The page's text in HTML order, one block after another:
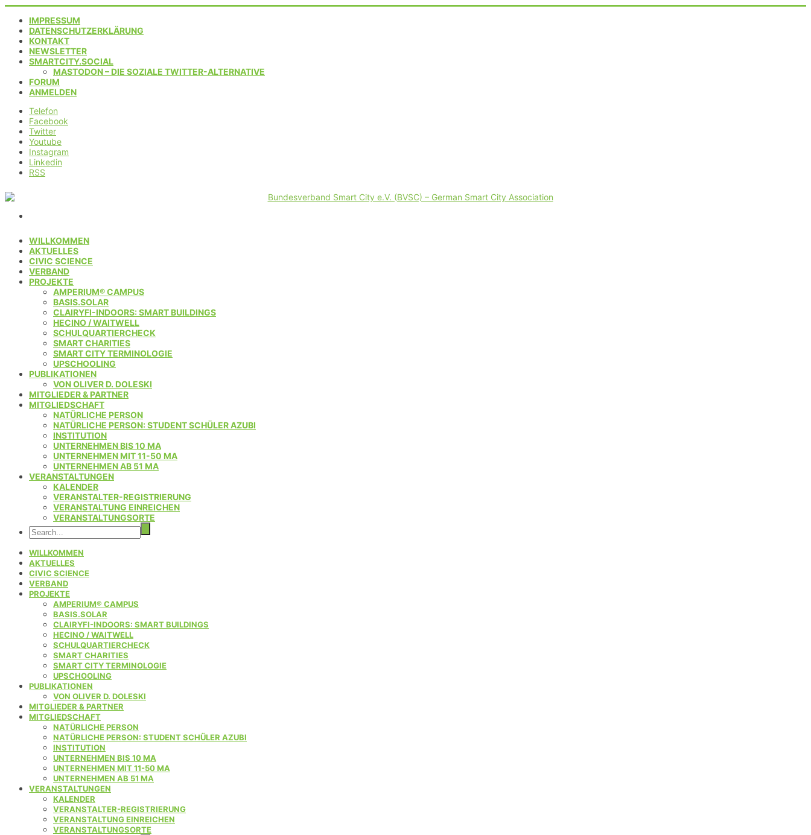
IMPRESSUM
DATENSCHUTZERKLÄRUNG
KONTAKT
NEWSLETTER
SMARTCITY.SOCIAL
MASTODON – DIE SOZIALE TWITTER-ALTERNATIVE
FORUM
ANMELDEN
Telefon
Facebook
Twitter
Youtube
Instagram
Linkedin
RSS
WILLKOMMEN
AKTUELLES
CIVIC SCIENCE
VERBAND
PROJEKTE
AMPERIUM® CAMPUS
BASIS.SOLAR
CLAIRYFI-INDOORS: SMART BUILDINGS
HECINO / WAITWELL
SCHULQUARTIERCHECK
SMART CHARITIES
SMART CITY TERMINOLOGIE
UPSCHOOLING
PUBLIKATIONEN
VON OLIVER D. DOLESKI
MITGLIEDER & PARTNER
MITGLIEDSCHAFT
NATÜRLICHE PERSON
NATÜRLICHE PERSON: STUDENT SCHÜLER AZUBI
INSTITUTION
UNTERNEHMEN BIS 10 MA
UNTERNEHMEN MIT 11-50 MA
UNTERNEHMEN AB 51 MA
VERANSTALTUNGEN
KALENDER
VERANSTALTER-REGISTRIERUNG
VERANSTALTUNG EINREICHEN
VERANSTALTUNGSORTE
WILLKOMMEN
AKTUELLES
CIVIC SCIENCE
VERBAND
PROJEKTE
AMPERIUM® CAMPUS
BASIS.SOLAR
CLAIRYFI-INDOORS: SMART BUILDINGS
HECINO / WAITWELL
SCHULQUARTIERCHECK
SMART CHARITIES
SMART CITY TERMINOLOGIE
UPSCHOOLING
PUBLIKATIONEN
VON OLIVER D. DOLESKI
MITGLIEDER & PARTNER
MITGLIEDSCHAFT
NATÜRLICHE PERSON
NATÜRLICHE PERSON: STUDENT SCHÜLER AZUBI
INSTITUTION
UNTERNEHMEN BIS 10 MA
UNTERNEHMEN MIT 11-50 MA
UNTERNEHMEN AB 51 MA
VERANSTALTUNGEN
KALENDER
VERANSTALTER-REGISTRIERUNG
VERANSTALTUNG EINREICHEN
VERANSTALTUNGSORTE